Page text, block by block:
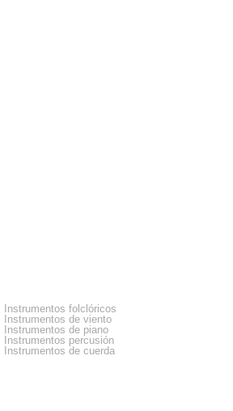
Instrumentos folclóricos
Instrumentos de viento
Instrumentos de piano
Instrumentos percusión
Instrumentos de cuerda